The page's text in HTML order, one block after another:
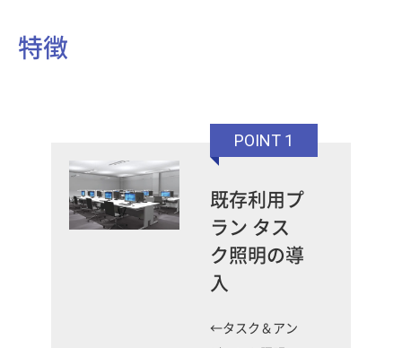
特徴
POINT 1
既存利用プ
ラン タス
ク照明の導
入
←タスク＆アン